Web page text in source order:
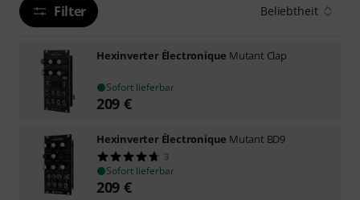
Filter Beliebtheit
Hexinverter Électronique Mutant Clap
Sofort lieferbar
209 €
Hexinverter Électronique Mutant BD9
3
Sofort lieferbar
209 €